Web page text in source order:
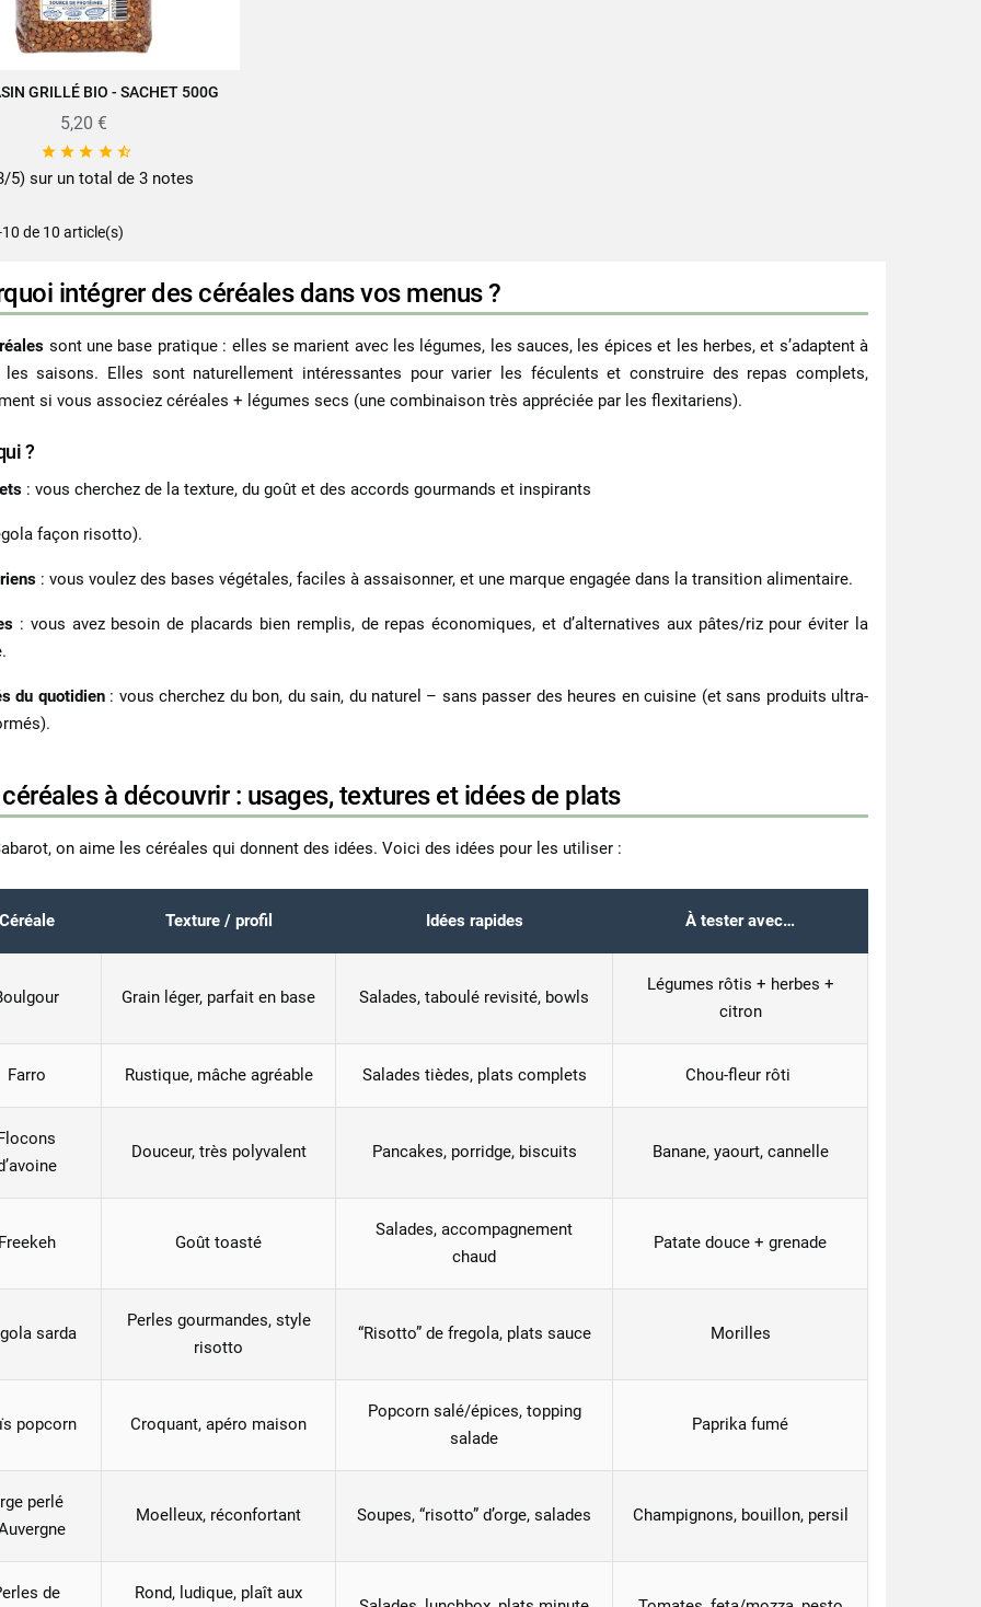
AU PANIER
GRILLÉ BIO - SACHET 500G
5,20 €
    
5) sur un total de 3 notes
de 10 article(s)
intégrer des céréales dans vos menus ?
sont une base pratique : elles se marient avec les légumes, les sauces, les épices et les herbes, et s’adaptent à
les saisons. Elles sont naturellement intéressantes pour varier les féculents et construire des repas complets,
si vous associez céréales + légumes secs (une combinaison très appréciée par les flexitariens).
?
: vous cherchez de la texture, du goût et des accords gourmands et inspirants
façon risotto).
: vous voulez des bases végétales, faciles à assaisonner, et une marque engagée dans la transition alimentaire.
: vous avez besoin de placards bien remplis, de repas économiques, et d’alternatives aux pâtes/riz pour éviter la
du quotidien: vous cherchez du bon, du sain, du naturel – sans passer des heures en cuisine (et sans produits ultra-
à découvrir : usages, textures et idées de plats
on aime les céréales qui donnent des idées. Voici des idées pour les utiliser :
Texture / profil Idées rapides À tester avec…
Grain léger, parfait en base Salades, taboulé revisité, bowls
Légumes rôtis + herbes +
citron
Farro Rustique, mâche agréable Salades tièdes, plats complets Chou-fleur rôti
Douceur, très polyvalent Pancakes, porridge, biscuits Banane, yaourt, cannelle
Goût toasté
Salades, accompagnement
chaud
Patate douce + grenade
sarda
Perles gourmandes, style
risotto
“Risotto” de fregola, plats sauce Morilles
popcorn Croquant, apéro maison
Popcorn salé/épices, topping
salade
Paprika fumé
perlé
Moelleux, réconfortant Soupes, “risotto” d’orge, salades Champignons, bouillon, persil
de Rond, ludique, plaît aux